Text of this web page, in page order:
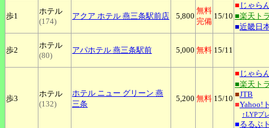
歩1
ホテル
(174)
アクア ホテル 燕三条駅前店 5,800
無料
完備
15/10
■ じゃら
■楽天ト
■近畿日
歩2
ホテル
(80)
アパホテル 燕三条駅前 5,000 無料 15/11
歩3
ホテル
(132)
ホテル ニュー グリーン 燕
三条
5,200 無料 15/10
■ じゃら
■楽天ト
■JTB
■Yahoo!
↑LYPプ
■るるぶ